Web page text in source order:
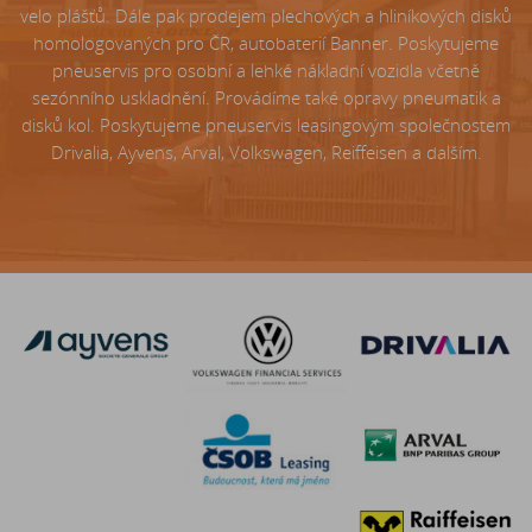
velo plášťů. Dále pak prodejem plechových a hliníkových disků
homologovaných pro ČR, autobaterií Banner. Poskytujeme
pneuservis pro osobní a lehké nákladní vozidla včetně
sezónního uskladnění. Provádíme také opravy pneumatik a
disků kol. Poskytujeme pneuservis leasingovým společnostem
Drivalia, Ayvens, Arval, Volkswagen, Reiffeisen a dalším.